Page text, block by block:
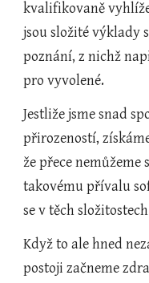
kvalifikovaně
jsou složité výklady
poznání, z nichž
pro vyvolené.
Jestliže jsme snad
přirozeností,
že přece
takovému přívalu
se v těch
Když to ale hned
postoji začneme